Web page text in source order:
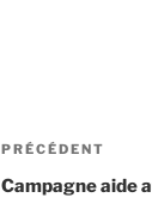
Navigation
de
Article
précédent
PRÉCÉDENT
Campagne aide